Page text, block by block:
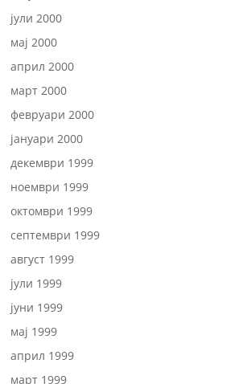
јули 2000
мај 2000
април 2000
март 2000
февруари 2000
јануари 2000
декември 1999
ноември 1999
октомври 1999
септември 1999
август 1999
јули 1999
јуни 1999
мај 1999
април 1999
март 1999